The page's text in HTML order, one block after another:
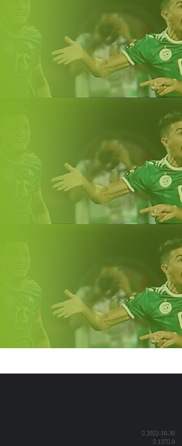
2022-10-30
0
137